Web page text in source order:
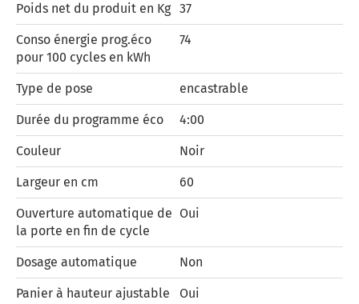
Poids net du produit en Kg 37
Conso énergie prog.éco
pour 100 cycles en kWh
74
Type de pose encastrable
Durée du programme éco 4:00
Couleur Noir
Largeur en cm 60
Ouverture automatique de
la porte en fin de cycle
Oui
Dosage automatique Non
Panier à hauteur ajustable Oui